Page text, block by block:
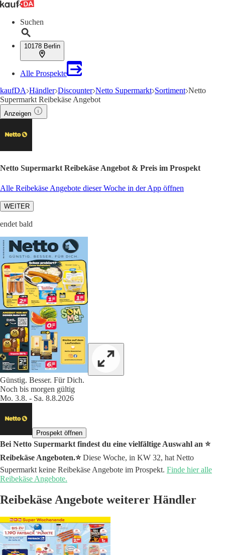
Suchen
10178 Berlin
Alle Prospekte
kaufDA Händler Discounter Netto Supermarkt Sortiment Netto
Supermarkt Reibekäse Angebot
Anzeigen
Netto Supermarkt Reibekäse Angebot & Preis im Prospekt
Alle Reibekäse Angebote dieser Woche in der App öffnen
WEITER
endet bald
Günstig. Besser. Für Dich.
Noch bis morgen gültig
Mo. 3.8. - Sa. 8.8.2026
Prospekt öffnen
Bei Netto Supermarkt findest du eine vielfältige Auswahl an ⭐️
Reibekäse Angeboten.⭐️Diese Woche, in KW 32, hat Netto
Supermarkt keine Reibekäse Angebote im Prospekt. Finde hier alle
Reibekäse Angebote.
Reibekäse Angebote weiterer Händler